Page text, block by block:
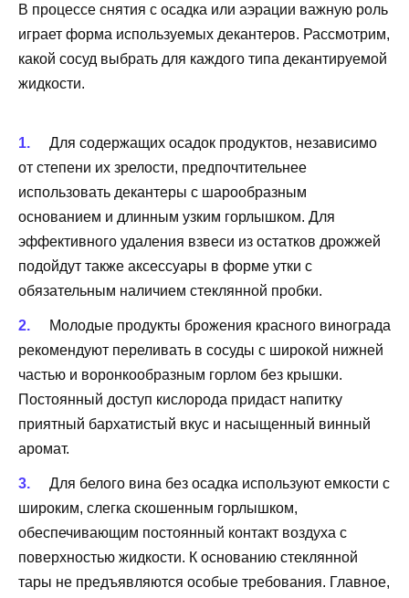
В процессе снятия с осадка или аэрации важную роль
играет форма используемых декантеров. Рассмотрим,
какой сосуд выбрать для каждого типа декантируемой
жидкости.
Для содержащих осадок продуктов, независимо
от степени их зрелости, предпочтительнее
использовать декантеры с шарообразным
основанием и длинным узким горлышком. Для
эффективного удаления взвеси из остатков дрожжей
подойдут также аксессуары в форме утки с
обязательным наличием стеклянной пробки.
Молодые продукты брожения красного винограда
рекомендуют переливать в сосуды с широкой нижней
частью и воронкообразным горлом без крышки.
Постоянный доступ кислорода придаст напитку
приятный бархатистый вкус и насыщенный винный
аромат.
Для белого вина без осадка используют емкости с
широким, слегка скошенным горлышком,
обеспечивающим постоянный контакт воздуха с
поверхностью жидкости. К основанию стеклянной
тары не предъявляются особые требования. Главное,